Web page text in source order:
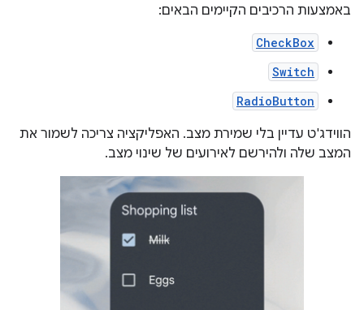
באמצעות הרכיבים הקיימים הבאים:
CheckBox
Switch
RadioButton
הווידג'ט עדיין בלי שמירת מצב. האפליקציה צריכה לשמור את
המצב שלה ולהירשם לאירועים של שינוי מצב.